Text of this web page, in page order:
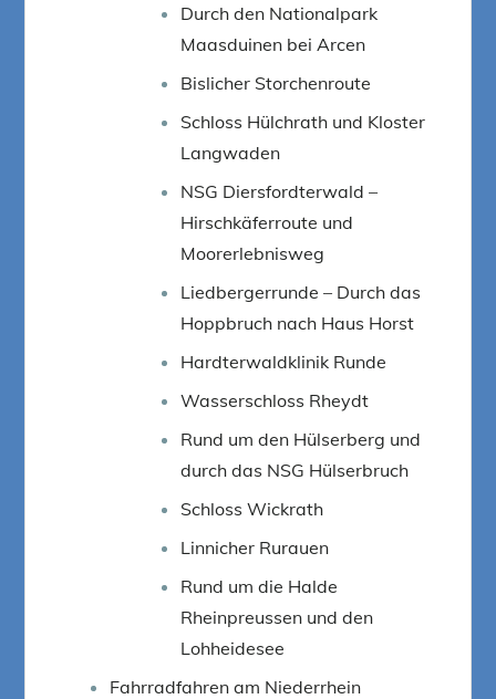
Durch den Nationalpark
Maasduinen bei Arcen
Bislicher Storchenroute
Schloss Hülchrath und Kloster
Langwaden
NSG Diersfordterwald –
Hirschkäferroute und
Moorerlebnisweg
Liedbergerrunde – Durch das
Hoppbruch nach Haus Horst
Hardterwaldklinik Runde
Wasserschloss Rheydt
Rund um den Hülserberg und
durch das NSG Hülserbruch
Schloss Wickrath
Linnicher Rurauen
Rund um die Halde
Rheinpreussen und den
Lohheidesee
Fahrradfahren am Niederrhein